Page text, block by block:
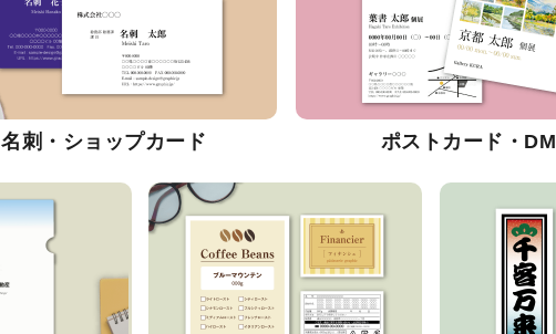
名刺・ショップカード ポストカード・DM